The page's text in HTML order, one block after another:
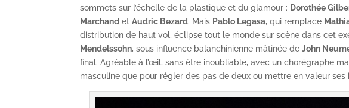
sommets sur l’échelle de la plastique et du glamour : Dorothée
Marchand etAudric Bezard. Mais Pablo Legasa, qui remplace
distribution de haut vol, éclipse tout le monde sur scène dans cet
Mendelssohn, sous influence balanchinienne mâtinée deJohn
final. Agréable à l’œil, sans être inoubliable, avec un chorégraphe
masculine que pour régler des pas de deux ou mettre en valeur ses